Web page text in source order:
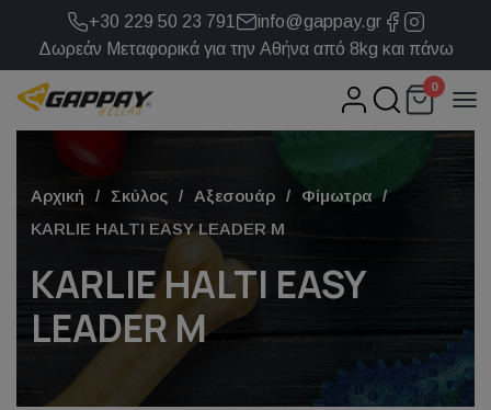
+30 229 50 23 791
info@gappay.gr
Δωρεάν Μεταφορικά για την Αθήνα από 8kg και πάνω
0
Αρχική Σκύλος Αξεσουάρ
Φίμωτρα
KARLIE HALTI EASY LEADER M
KARLIE HALTI EASY
LEADER M